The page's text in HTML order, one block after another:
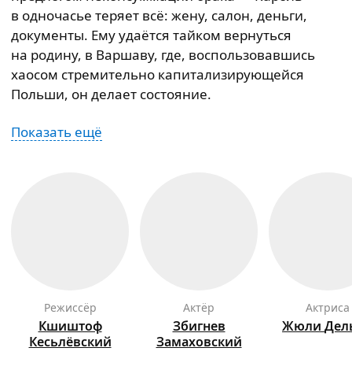
в одночасье теряет всё: жену, салон, деньги,
документы. Ему удаётся тайком вернуться
на родину, в Варшаву, где, воспользовавшись
хаосом стремительно капитализирующейся
Польши, он делает состояние.
Показать ещё
режиссёр
Кшиштоф
Кесьлёвский
актёр
Збигнев
Замаховский
актриса
Жюли